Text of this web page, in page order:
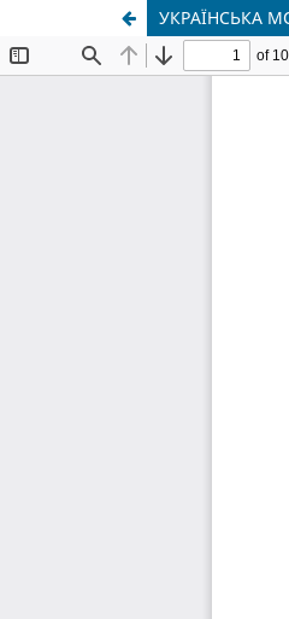
УКРАЇНСЬКА